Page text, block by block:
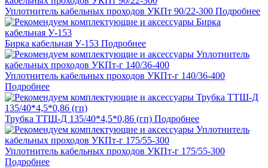
Уплотнитель кабельных проходов УКПт 90/22-300 Подробнее
Бирка кабельная У-153 Подробнее
Уплотнитель кабельных проходов УКПт-г 140/36-400
Подробнее
Трубка ТТШ-Д 135/40*4,5*0,86 (гп) Подробнее
Уплотнитель кабельных проходов УКПт-г 175/55-300
Подробнее